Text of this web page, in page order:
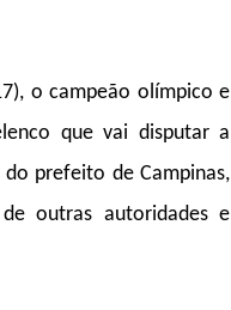
o campeão olímpico e
que vai disputar a
prefeito de Campinas,
outras autoridades e